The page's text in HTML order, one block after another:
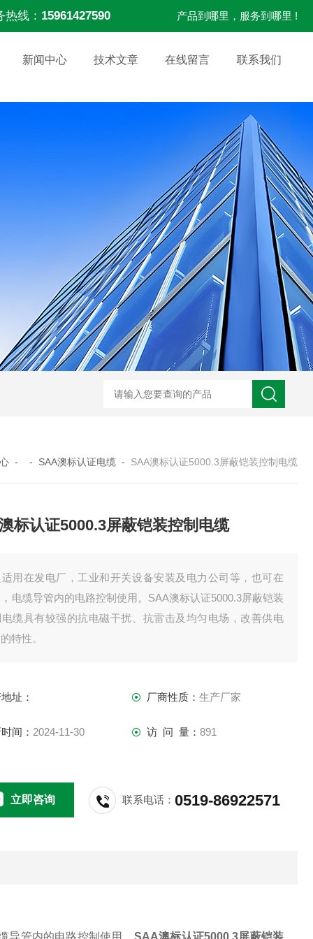
热线： 15961427590 产品到哪里，服务到哪里 !
新闻中心 技术文章 在线留言 联系我们
标准UL3320交联聚乙烯储能电缆 H05VVC4V5-K多芯屏蔽耐油电
- - SAA澳标认证电缆 - SAA澳标认证5000.3屏蔽铠装控制电缆
标认证5000.3屏蔽铠装控制电缆
用在发电厂，工业和开关设备安装及电力公司等，也可在
电缆导管内的电路控制使用。SAA澳标认证5000.3屏蔽铠装
缆具有较强的抗电磁干扰、抗雷击及均匀电场，改善供电
特性。
址： 厂商性质： 生产厂家
间： 2024-11-30 访 问 量： 891
立即咨询 联系电话：0519-86922571
导管内的电路控制使用。 SAA澳标认证5000.3屏蔽铠装